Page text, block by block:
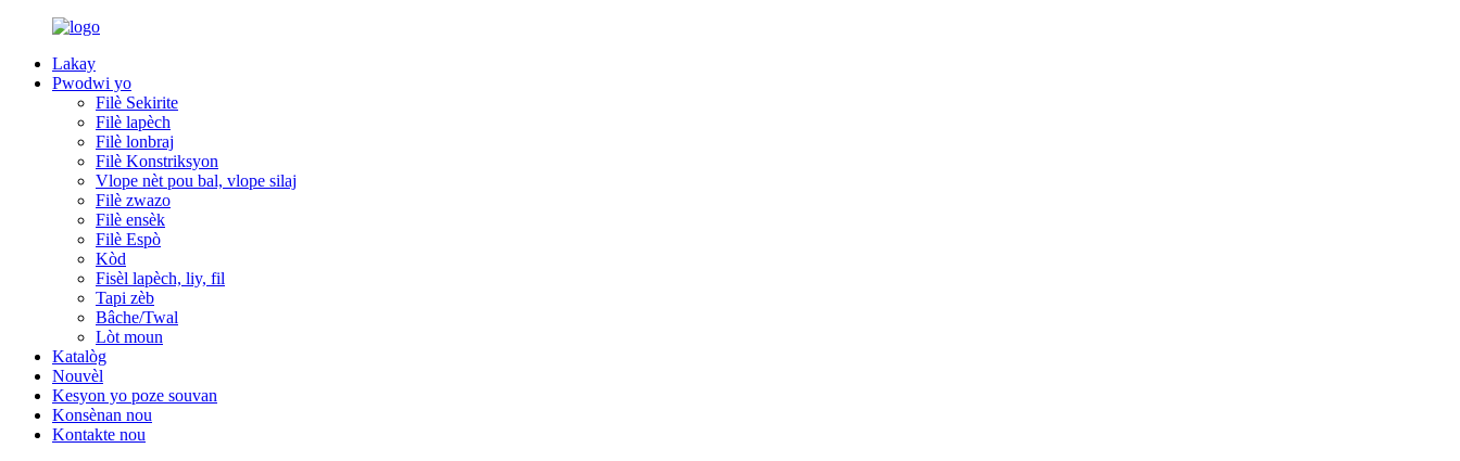
Lakay
Pwodwi yo
Filè Sekirite
Filè lapèch
Filè lonbraj
Filè Konstriksyon
Vlope nèt pou bal, vlope silaj
Filè zwazo
Filè ensèk
Filè Espò
Kòd
Fisèl lapèch, liy, fil
Tapi zèb
Bâche/Twal
Lòt moun
Katalòg
Nouvèl
Kesyon yo poze souvan
Konsènan nou
Kontakte nou